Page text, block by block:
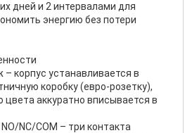
дней и 2 интервалами для
энергию без потери
корпус устанавливается в
коробку (евро-розетку),
цвета аккуратно вписывается в
NC/COM – три контакта